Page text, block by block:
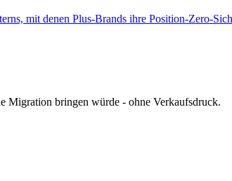
mit denen Plus-Brands ihre Position-Zero-
Migration bringen würde - ohne Verkaufsdruck.